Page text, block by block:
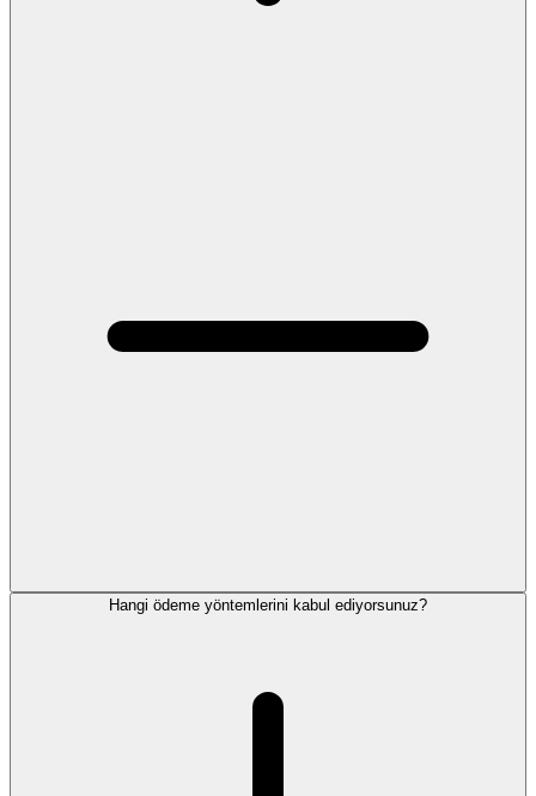
Hangi ödeme yöntemlerini kabul ediyorsunuz?